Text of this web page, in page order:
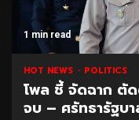
1 min read
HOT NEWS POLITICS
โพล ชี้ จัดฉาก ตั
จบ – ศรัทธารัฐบ